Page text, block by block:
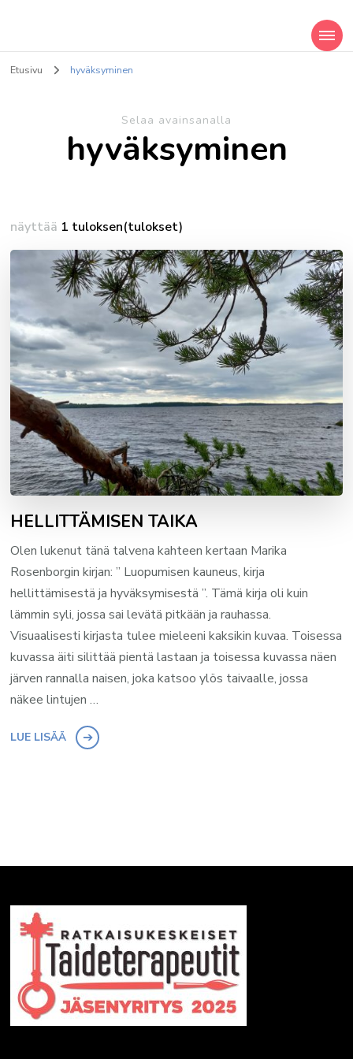
Etusivu hyväksyminen
Selaa avainsanalla
hyväksyminen
näyttää 1 tuloksen(tulokset)
HELLITTÄMISEN TAIKA
Olen lukenut tänä talvena kahteen kertaan Marika
Rosenborgin kirjan: ” Luopumisen kauneus, kirja
hellittämisestä ja hyväksymisestä ”. Tämä kirja oli kuin
lämmin syli, jossa sai levätä pitkään ja rauhassa.
Visuaalisesti kirjasta tulee mieleeni kaksikin kuvaa. Toisessa
kuvassa äiti silittää pientä lastaan ja toisessa kuvassa näen
järven rannalla naisen, joka katsoo ylös taivaalle, jossa
näkee lintujen …
LUE LISÄÄ